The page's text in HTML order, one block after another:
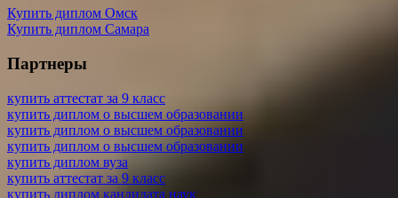
Купить диплом Омск
Купить диплом Самара
Партнеры
купить аттестат за 9 класс
купить диплом о высшем образовании
купить диплом о высшем образовании
купить диплом о высшем образовании
купить диплом вуза
купить аттестат за 9 класс
купить диплом кандидата наук